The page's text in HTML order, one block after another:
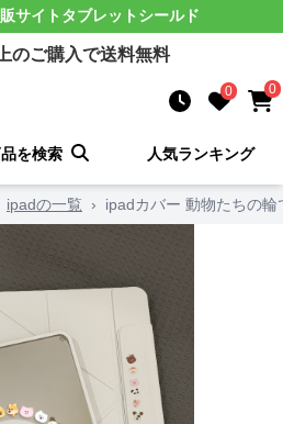
サイト タブレットシールド
のご購入で送料無料
0 0
を検索 人気ランキング
ipadの一覧 › ipadカバー 動物たちの